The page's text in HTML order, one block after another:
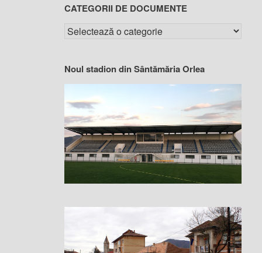
CATEGORII DE DOCUMENTE
Noul stadion din Sântămăria Orlea